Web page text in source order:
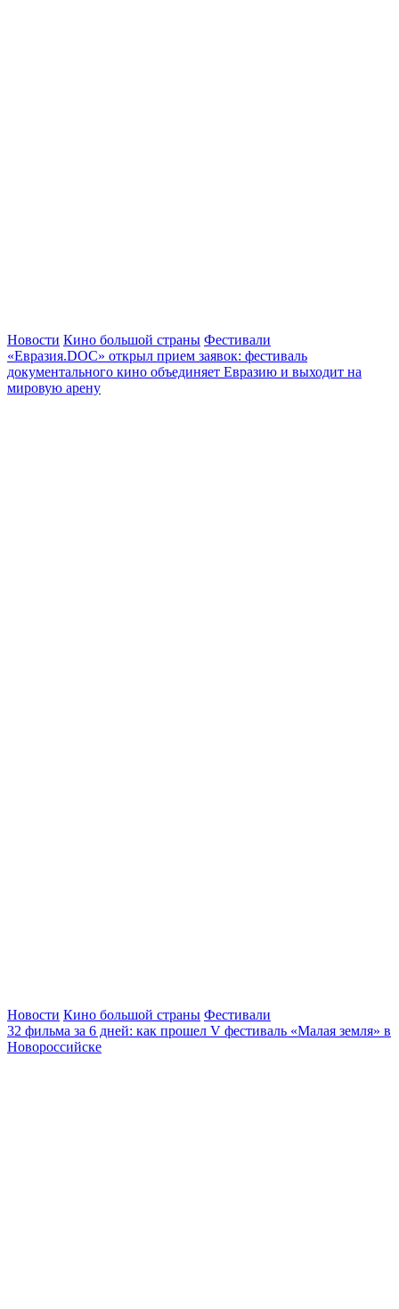
Новости Кино большой страны Фестивали
«Евразия.DOC» открыл прием заявок: фестиваль
документального кино объединяет Евразию и выходит на
мировую арену
Новости Кино большой страны Фестивали
32 фильма за 6 дней: как прошел V фестиваль «Малая земля» в
Новороссийске